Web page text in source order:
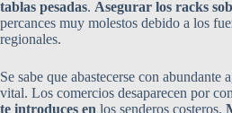
tablas pesadas. Asegurar los racks
percances muy molestos debido a los
regionales.
Se sabe que abastecerse con abundante
vital. Los comercios desaparecen por
te introduces en los senderos costeros.